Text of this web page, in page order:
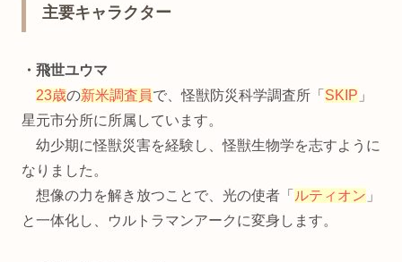
主要キャラクター
・ 飛世ユウマ
23歳の新米調査員で、怪獣防災科学調査所「 SKIP 」
星元市分所に所属しています。
幼少期に怪獣災害を経験し、怪獣生物学を志すように
なりました。
想像の力を解き放つことで、光の使者「 ルティオン 」
と一体化し、ウルトラマンアークに変身します。